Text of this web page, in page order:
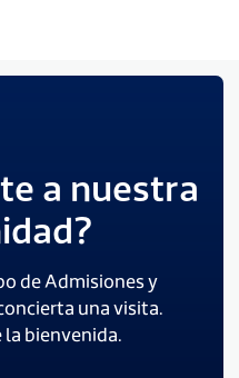
a nuestra
de Admisiones y
una visita.
bienvenida.